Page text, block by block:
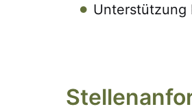
Unterstützung